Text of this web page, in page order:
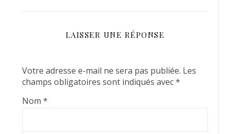
LAISSER UNE RÉPONSE
Votre adresse e-mail ne sera pas publiée. Les
champs obligatoires sont indiqués avec*
Nom *